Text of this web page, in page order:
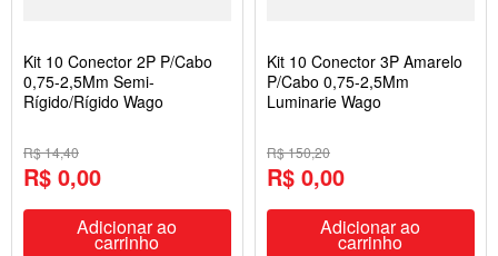
Kit 10 Conector 2P P/Cabo
0,75-2,5Mm Semi-
Rígido/Rígido Wago
R$ 14,40
R$ 0,00
Adicionar ao
carrinho
Kit 10 Conector 3P Amarelo
P/Cabo 0,75-2,5Mm
Luminarie Wago
R$ 150,20
R$ 0,00
Adicionar ao
carrinho